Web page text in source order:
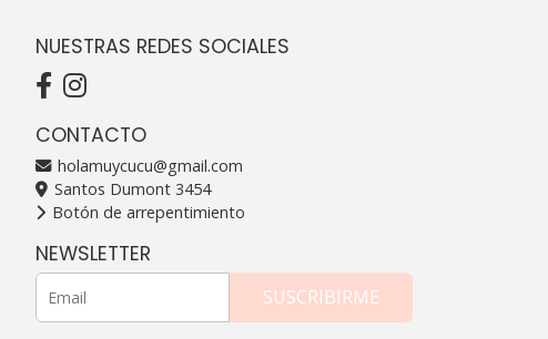
NUESTRAS REDES SOCIALES
CONTACTO
holamuycucu@gmail.com
Santos Dumont 3454
Botón de arrepentimiento
NEWSLETTER
SUSCRIBIRME